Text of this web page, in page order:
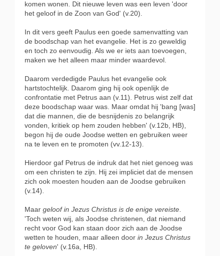
komen wonen. Dit nieuwe leven was een leven 'door
het geloof in de Zoon van God' (v.20).
In dit vers geeft Paulus een goede samenvatting van
de boodschap van het evangelie. Het is zo geweldig
en toch zo eenvoudig. Als we er iets aan toevoegen,
maken we het alleen maar minder waardevol.
Daarom verdedigde Paulus het evangelie ook
hartstochtelijk. Daarom ging hij ook openlijk de
confrontatie met Petrus aan (v.11). Petrus wist zelf dat
deze boodschap waar was. Maar omdat hij 'bang [was]
dat die mannen, die de besnijdenis zo belangrijk
vonden, kritiek op hem zouden hebben' (v.12b, HB),
begon hij de oude Joodse wetten en gebruiken weer
na te leven en te promoten (vv.12-13).
Hierdoor gaf Petrus de indruk dat het niet genoeg was
om een christen te zijn. Hij zei impliciet dat de mensen
zich ook moesten houden aan de Joodse gebruiken
(v.14).
Maar geloof in Jezus Christus is de enige vereiste
'Toch weten wij, als Joodse christenen, dat niemand
recht voor God kan staan door zich aan de Joodse
wetten te houden, maar alleen door in Jezus Christus
te geloven' (v.16a, HB).